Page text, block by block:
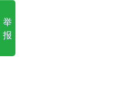
举
报